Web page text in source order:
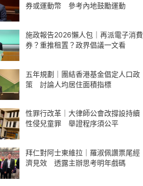
券或運動幣 參考內地鼓勵運動
施政報告2026懶人包｜再派電子消費
券？重推租置？政界倡議一文看
五年規劃｜團結香港基金倡定人口政
策 討論人均居住面積指標
性罪行改革｜大律師公會改撐設持續
性侵兒童罪 舉證程序須公平
拜仁對阿士東維拉｜羅淑佩讚票尾經
濟見效 透露主辦思考明年戲碼